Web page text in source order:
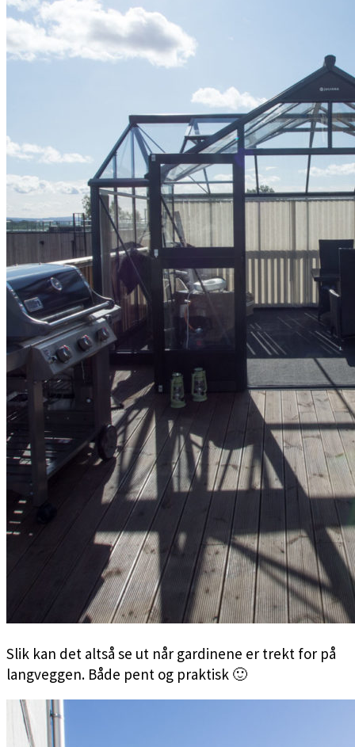
Slik kan det altså se ut når gardinene er trekt for på
langveggen. Både pent og praktisk 🙂